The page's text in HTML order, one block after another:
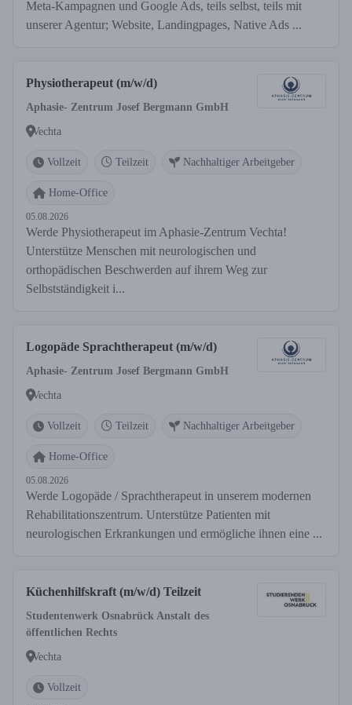
Meta-Kampagnen und Google Ads, teils selbst, teils mit
unserer Agentur; Website, Landingpages, Native Ads ...
Physiotherapeut (m/w/d)
Aphasie- Zentrum Josef Bergmann GmbH
Vechta
Vollzeit Teilzeit Nachhaltiger Arbeitgeber
Home-Office
05.08.2026
Werde Physiotherapeut im Aphasie-Zentrum Vechta!
Unterstütze Menschen mit neurologischen und
orthopädischen Beschwerden auf ihrem Weg zur
Selbstständigkeit i...
Logopäde Sprachtherapeut (m/w/d)
Aphasie- Zentrum Josef Bergmann GmbH
Vechta
Vollzeit Teilzeit Nachhaltiger Arbeitgeber
Home-Office
05.08.2026
Werde Logopäde / Sprachtherapeut in unserem modernen
Rehabilitationszentrum. Unterstütze Patienten mit
neurologischen Erkrankungen und ermögliche ihnen eine ...
Küchenhilfskraft (m/w/d) Teilzeit
Studentenwerk Osnabrück Anstalt des
öffentlichen Rechts
Vechta
Vollzeit